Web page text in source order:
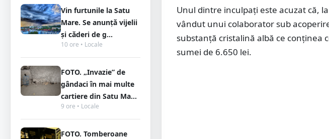
Vin furtunile la Satu
Mare. Se anunță vijelii
și căderi de g...
10 ore • Locale
FOTO. „Invazie” de
gândaci în mai multe
cartiere din Satu Ma...
9 ore • Locale
FOTO. Tomberoane
Unul dintre inculpați este acuzat că,
vândut unui colaborator sub
substanță cristalină albă ce conținea
sumei de 6.650 lei.